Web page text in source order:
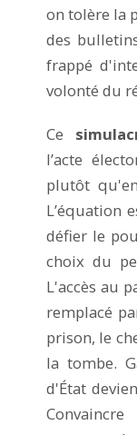
on tolère la
des
frappé
volonté du
Ce
l’acte
plutôt
L’équation
défier le
choix du
L'accès au
remplacé
prison, le
la tombe.
d'État